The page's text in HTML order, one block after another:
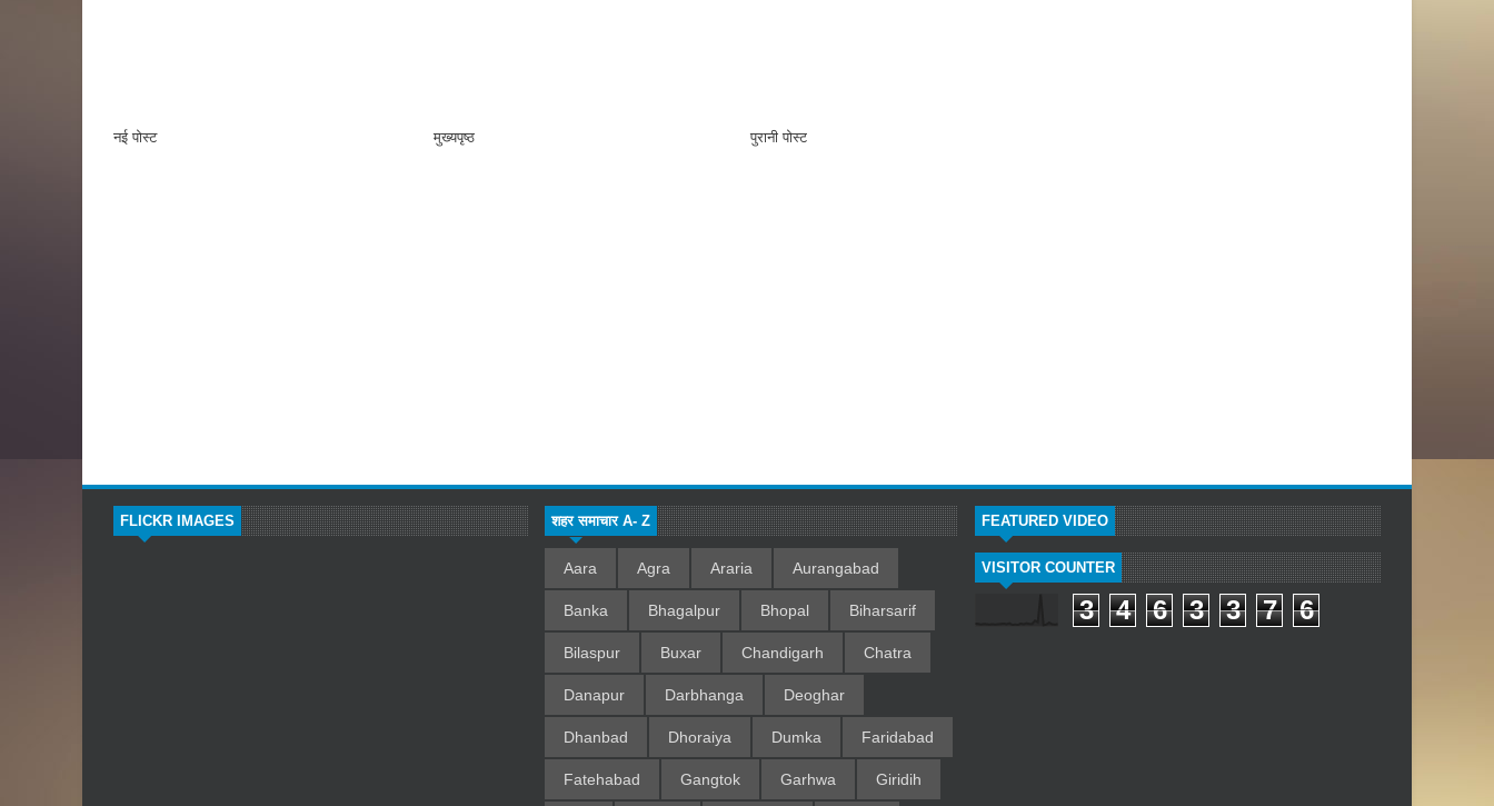
नई पोस्ट पुरानी पोस्ट
मुख्यपृष्ठ
FLICKR IMAGES शहर समाचार A- Z
Aara Agra Araria Aurangabad
Banka Bhagalpur Bhopal Biharsarif
Bilaspur Buxar Chandigarh Chatra
Danapur Darbhanga Deoghar
Dhanbad Dhoraiya Dumka Faridabad
Fatehabad Gangtok Garhwa Giridih
FEATURED VIDEO
VISITOR COUNTER
3 4 6 3 3 7 6